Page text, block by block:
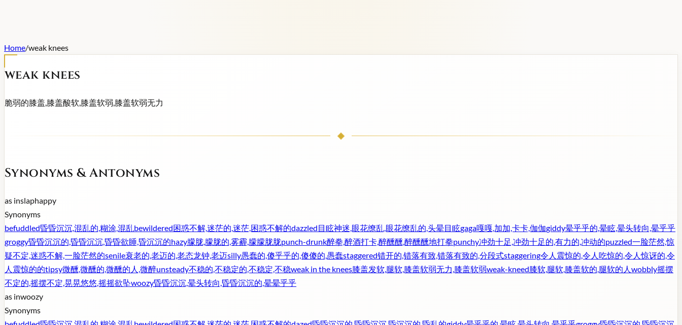
Home/weak knees
weak knees
脆弱的膝盖,膝盖酸软,膝盖软弱,膝盖软弱无力
Synonyms & Antonyms
as inslaphappy
Synonyms
befuddled昏昏沉沉,混乱的,糊涂,混乱 bewildered困惑不解,迷茫的,迷茫,困惑不解的dazzled目眩神迷,眼花缭乱,眼花缭乱的,头晕目眩gaga嘎嘎,加加,卡卡,伽伽giddy晕乎乎的,晕眩,晕头转向,晕乎乎
groggy昏昏沉沉的,昏昏沉沉,昏昏欲睡,昏沉沉的hazy朦胧,朦胧的,雾霾,朦朦胧胧punch-drunk醉拳,醉酒打卡,醉醺醺,醉醺醺地打拳punchy冲劲十足,冲劲十足的,有力的,冲动的puzzled一脸茫然,惊
疑不定,迷惑不解,一脸茫然的senile衰老的,老迈的,老态龙钟,老迈silly愚蠢的,傻乎乎的,傻傻的,愚蠢staggered错开的,错落有致,错落有致的,分段式staggering令人震惊的,令人吃惊的,令人惊讶的,令
人震惊的的tipsy微醺,微醺的,微醺的人,微醉unsteady不稳的,不稳定的,不稳定,不稳weak in the knees膝盖发软,腿软,膝盖软弱无力,膝盖软弱weak-kneed膝软,腿软,膝盖软的,腿软的人 wobbly摇摆
不定的,摇摆不定,晃晃悠悠,摇摇欲坠woozy昏昏沉沉,晕头转向,昏昏沉沉的,晕晕乎乎
as inwoozy
Synonyms